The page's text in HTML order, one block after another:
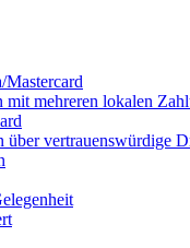
mit mehreren lokalen
vertrauenswürdige